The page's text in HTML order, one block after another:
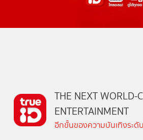
THE NEXT WORLD-
ENTERTAINMENT
อีกขั้นของความบันเทิงระดั